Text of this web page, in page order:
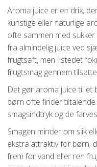
Aroma juice er en drik,
kunstige eller naturlige
ofte sammen med
fra almindelig juice ved
frugtsaft, men i stedet
frugtsmag gennem
Det gør aroma juice til et
børn ofte finder
smagsindtryk og de
Smagen minder om slik
ekstra attraktiv for børn,
frem for vand eller ren